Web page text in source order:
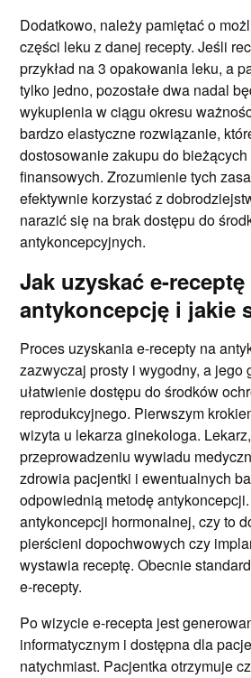
Dodatkowo, należy pamiętać o
części leku z danej recepty. Jeśli
przykład na 3 opakowania leku, a
tylko jedno, pozostałe dwa nadal
wykupienia w ciągu okresu
bardzo elastyczne rozwiązanie,
dostosowanie zakupu do
finansowych. Zrozumienie tych
efektywnie korzystać z
narazić się na brak dostępu do
antykoncepcyjnych.
Jak uzyskać e-receptę
antykoncepcję i jakie
Proces uzyskania e-recepty na
zazwyczaj prosty i wygodny, a jego
ułatwienie dostępu do środków
reprodukcyjnego. Pierwszym
wizyta u lekarza ginekologa.
przeprowadzeniu wywiadu
zdrowia pacjentki i ewentualnych
odpowiednią metodę
antykoncepcji hormonalnej, czy to
pierścieni dopochwowych czy
wystawia receptę. Obecnie
e-recepty.
Po wizycie e-recepta jest
informatycznym i dostępna dla
natychmiast. Pacjentka otrzymuje